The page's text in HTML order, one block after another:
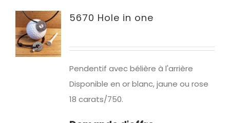
5670 Hole in one
Pendentif avec bélière à l'arrière
Disponible en or blanc, jaune ou rose
18 carats/750.